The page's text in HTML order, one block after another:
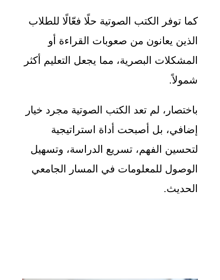
كما توفر الكتب الصوتية حلًا فعّالًا للطلاب
الذين يعانون من صعوبات القراءة أو
المشكلات البصرية، مما يجعل التعليم أكثر
شمولاً.
باختصار، لم تعد الكتب الصوتية مجرد خيار
إضافي، بل أصبحت أداة استراتيجية
لتحسين الفهم، تسريع الدراسة، وتسهيل
الوصول للمعلومات في المسار الجامعي
الحديث.